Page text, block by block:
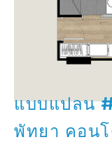
แบบแปลน
พัทยา คอน